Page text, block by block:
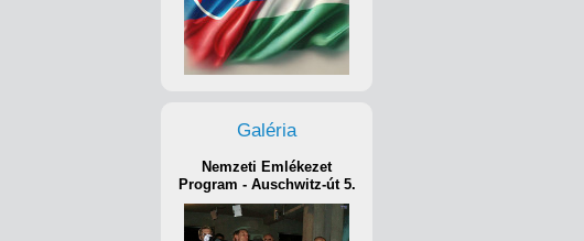
Galéria
Nemzeti Emlékezet
Program - Auschwitz-út 5.